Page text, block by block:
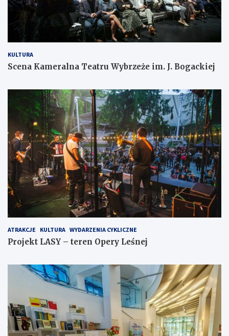
KULTURA
Scena Kameralna Teatru Wybrzeże im. J. Bogackiej
ATRAKCJE KULTURA WYDARZENIA CYKLICZNE
Projekt LASY – teren Opery Leśnej